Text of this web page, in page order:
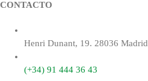
CONTACTO
Henri Dunant, 19. 28036 Madrid
(+34) 91 444 36 43